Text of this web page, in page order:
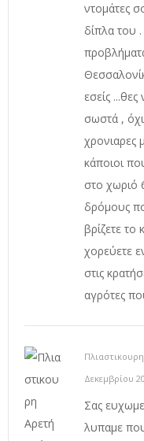
ντομάτες
δίπλα του
εσείς
σωστά ,
χρονιαρες
κάποιοι
στο χωριό
δρόμους
βρίζετε το
χορεύετε
στις
αγρότες
Δεκεμβρίου
Σας
λυπαμε